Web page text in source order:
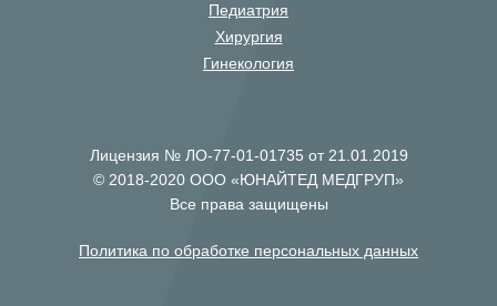
Педиатрия
Хирургия
Гинекология
Лицензия № ЛО-77-01-01735 от 21.01.2019
© 2018-2020 ООО «ЮНАЙТЕД МЕДГРУП»
Все права защищены
Политика по обработке персональных данных